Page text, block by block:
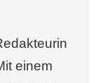
einem